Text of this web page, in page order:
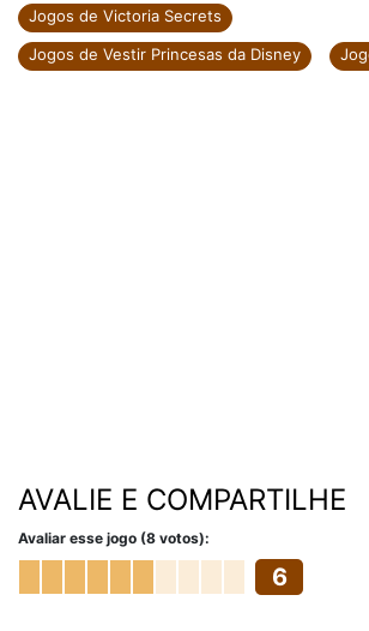
Jogos de Victoria Secrets
Jogos de Vestir Princesas da Disney
AVALIE E COMPARTILHE
Avaliar esse jogo (8 votos):
6